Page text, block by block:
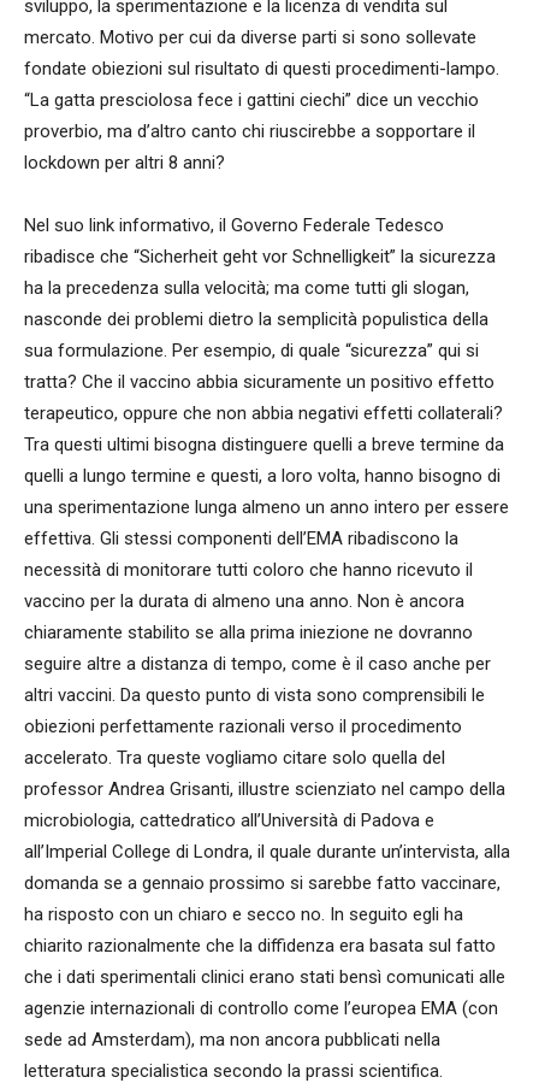
sviluppo, la sperimentazione e la licenza di vendita sul
mercato. Motivo per cui da diverse parti si sono sollevate
fondate obiezioni sul risultato di questi procedimenti-lampo.
“La gatta presciolosa fece i gattini ciechi” dice un vecchio
proverbio, ma d’altro canto chi riuscirebbe a sopportare il
lockdown per altri 8 anni?
Nel suo link informativo, il Governo Federale Tedesco
ribadisce che “Sicherheit geht vor Schnelligkeit” la sicurezza
ha la precedenza sulla velocità; ma come tutti gli slogan,
nasconde dei problemi dietro la semplicità populistica della
sua formulazione. Per esempio, di quale “sicurezza” qui si
tratta? Che il vaccino abbia sicuramente un positivo effetto
terapeutico, oppure che non abbia negativi effetti collaterali?
Tra questi ultimi bisogna distinguere quelli a breve termine da
quelli a lungo termine e questi, a loro volta, hanno bisogno di
una sperimentazione lunga almeno un anno intero per essere
effettiva. Gli stessi componenti dell’EMA ribadiscono la
necessità di monitorare tutti coloro che hanno ricevuto il
vaccino per la durata di almeno una anno. Non è ancora
chiaramente stabilito se alla prima iniezione ne dovranno
seguire altre a distanza di tempo, come è il caso anche per
altri vaccini. Da questo punto di vista sono comprensibili le
obiezioni perfettamente razionali verso il procedimento
accelerato. Tra queste vogliamo citare solo quella del
professor Andrea Grisanti, illustre scienziato nel campo della
microbiologia, cattedratico all’Università di Padova e
all’Imperial College di Londra, il quale durante un’intervista, alla
domanda se a gennaio prossimo si sarebbe fatto vaccinare,
ha risposto con un chiaro e secco no. In seguito egli ha
chiarito razionalmente che la diffidenza era basata sul fatto
che i dati sperimentali clinici erano stati bensì comunicati alle
agenzie internazionali di controllo come l’europea EMA (con
sede ad Amsterdam), ma non ancora pubblicati nella
letteratura specialistica secondo la prassi scientifica.